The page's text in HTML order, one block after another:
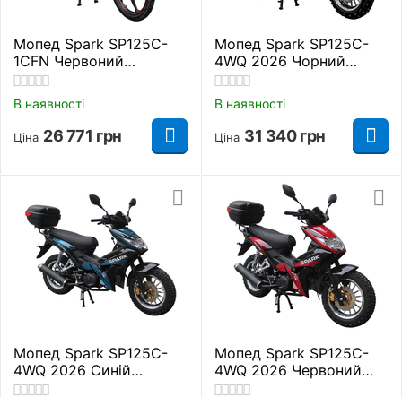
Мопед Spark SP125C-
1CFN Червоний
Повітряне
В наявності
Ціна 26 771 грн
Мопед Spark SP125C-
4WQ 2026 Чорний
Повітряне
В наявності
Ціна 31 340 грн
Мопед Spark SP125C-
4WQ 2026 Синій
Повітряне
Мопед Spark SP125C-
4WQ 2026 Червоний
Повітряне